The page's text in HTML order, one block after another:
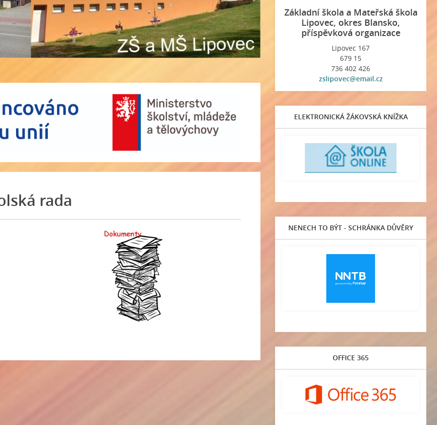
rada
Základní škola a Mateřská škola
Lipovec, okres Blansko,
příspěvková organizace
Lipovec 167
679 15
736 402 426
zslipovec@email.cz
ELEKTRONICKÁ ŽÁKOVSKÁ KNÍŽKA
NENECH TO BÝT - SCHRÁNKA DŮVĚRY
OFFICE 365